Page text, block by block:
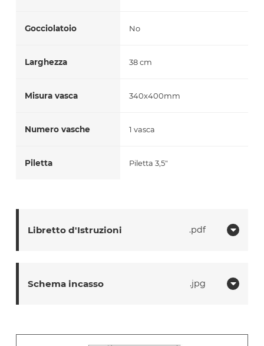
Libretto d'Istruzioni pdf
Schema incasso jpg
Gocciolatoio No
Larghezza 38 cm
Misura vasca 340x400mm
Numero vasche 1 vasca
Piletta Piletta 3,5"